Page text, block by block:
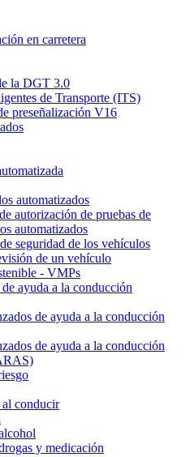
en carretera
la DGT 3.0
de Transporte (ITS)
preseñalización V16
automatizados
autorización de pruebas de
automatizados
seguridad de los vehículos
de un vehículo
- VMPs
de ayuda a la conducción
de ayuda a la conducción
de ayuda a la conducción
conducir
y medicación